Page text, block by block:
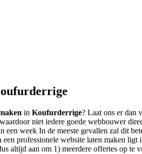
in Koufurderrige? Laat ons er dan
niet iedere goede webbouwer
week In de meeste gevallen zal dit
professionele website laten maken
altijd aan om 1) meerdere offertes op te